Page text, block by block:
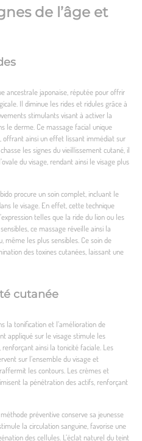
de l’âge et
ancestrale japonaise, réputée pour offrir
Il diminue les rides et ridules grâce à
stimulants visant à activer la
le derme. Ce massage facial unique
ainsi un effet lissant immédiat sur
les signes du vieillissement cutané, il
du visage, rendant ainsi le visage plus
procure un soin complet, incluant le
le visage. En effet, cette technique
telles que la ride du lion ou les
ce massage réveille ainsi la
même les plus sensibles. Ce soin de
des toxines cutanées, laissant une
cutanée
la tonification et l’amélioration de
appliqué sur le visage stimule les
ainsi la tonicité faciale. Les
sur l’ensemble du visage et
les contours. Les crèmes et
la pénétration des actifs, renforçant
préventive conserve sa jeunesse
la circulation sanguine, favorise une
des cellules. L’éclat naturel du teint